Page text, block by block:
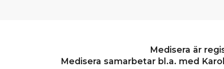
Medisera är
Medisera samarbetar bl.a. med